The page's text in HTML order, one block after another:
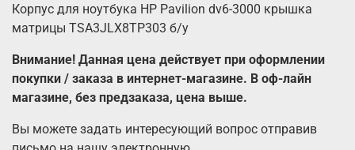
Корпус для ноутбука HP Pavilion dv6-3000 крышка
матрицы TSA3JLX8TP303 б/у
Внимание! Данная цена действует при оформлении
покупки / заказа в интернет-магазине. В оф-лайн
магазине, без предзаказа, цена выше.
Вы можете задать интересующий вопрос отправив